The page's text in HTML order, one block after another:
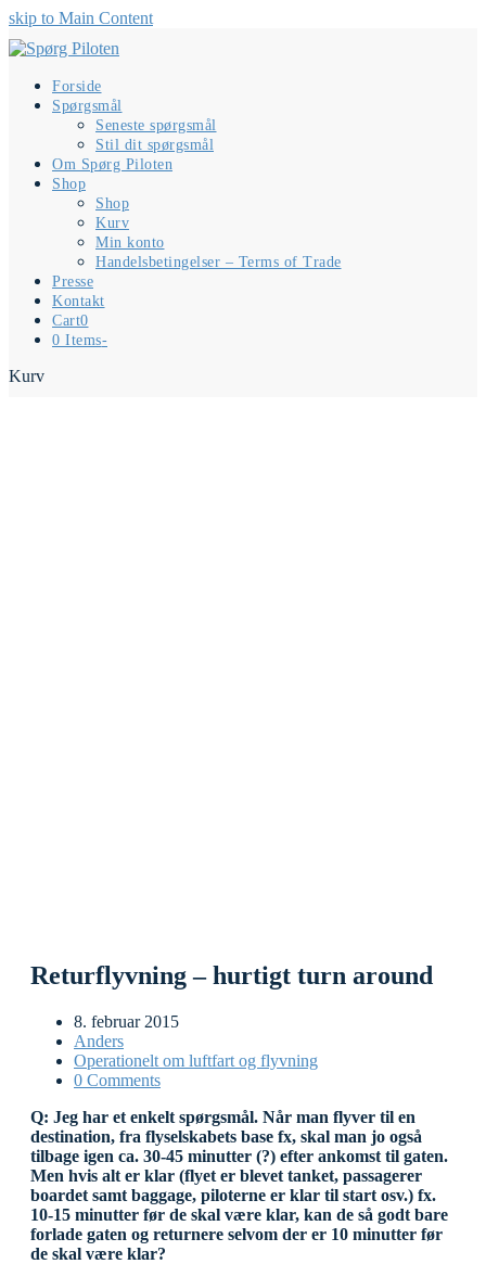
skip to Main Content
Forside
Spørgsmål
Seneste spørgsmål
Stil dit spørgsmål
Om Spørg Piloten
Shop
Shop
Kurv
Min konto
Handelsbetingelser – Terms of Trade
Presse
Kontakt
Cart0
0 Items-
Kurv
Returflyvning – hurtigt turn around
8. februar 2015
Anders
Operationelt om luftfart og flyvning
0 Comments
Q: Jeg har et enkelt spørgsmål. Når man flyver til en
destination, fra flyselskabets base fx, skal man jo også
tilbage igen ca. 30-45 minutter (?) efter ankomst til gaten.
Men hvis alt er klar (flyet er blevet tanket, passagerer
boardet samt baggage, piloterne er klar til start osv.) fx.
10-15 minutter før de skal være klar, kan de så godt bare
forlade gaten og returnere selvom der er 10 minutter før
de skal være klar?